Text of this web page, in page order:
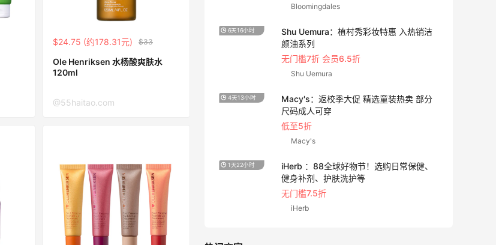
$24.75 (约178.31元) $33
Ole Henriksen 水杨酸爽肤水
120ml
@55haitao.com
TOTEME、ZIMMERMAN 等
享额外9折
Mytheresa
Macy's：Lancome 兰蔻美妆大促低至5折
Bluemercury：限时大促！入手 Aesop、
Nars、CT 等
低至5折+部分额外8.5折
Bluemercury
Bloomingdales
6天16小时
Shu Uemura：植村秀彩妆特惠 入热销洁
颜油系列
无门槛7折 会员6.5折
Shu Uemura
4天13小时
Macy's：返校季大促 精选童装热卖 部分
尺码成人可穿
低至5折
Macy's
1天22小时
iHerb ：88全球好物节！选购日常保健、
健身补剂、护肤洗护等
无门槛7.5折
iHerb